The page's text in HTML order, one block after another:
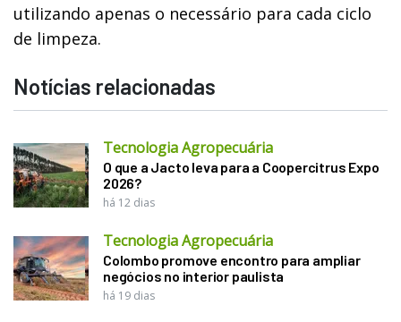
utilizando apenas o necessário para cada ciclo
de limpeza.
Notícias relacionadas
Tecnologia Agropecuária
O que a Jacto leva para a Coopercitrus Expo
2026?
há 12 dias
Tecnologia Agropecuária
Colombo promove encontro para ampliar
negócios no interior paulista
há 19 dias